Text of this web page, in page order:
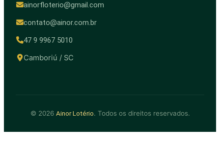
ainorfloterio@gmail.com
contato@ainor.com.br
47 9 9967 5010
Camboriú / SC
© 2026 Ainor Lotério. Todos os direitos reservados.